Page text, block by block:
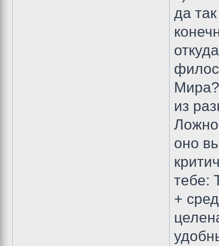
да
из
оно
тебе:
+